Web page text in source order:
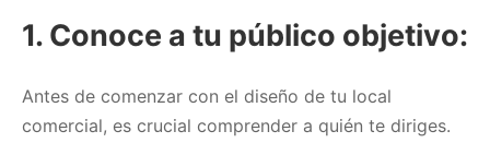
1. Conoce a tu público objetivo:
Antes de comenzar con el diseño de tu local
comercial, es crucial comprender a quién te diriges.